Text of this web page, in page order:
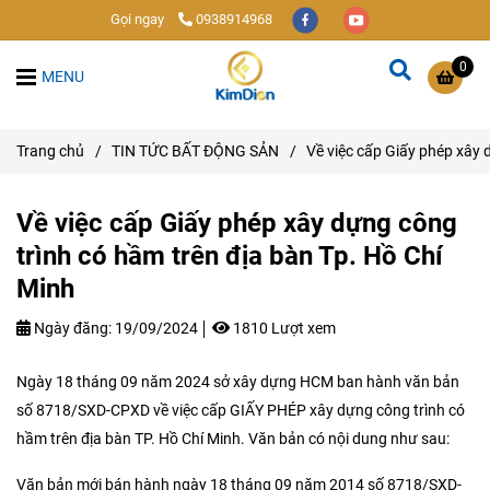
Gọi ngay 0938914968
0
MENU
Trang chủ / TIN TỨC BẤT ĐỘNG SẢN / Về việc cấp Giấy phép
Về việc cấp Giấy phép xây dựng công
trình có hầm trên địa bàn Tp. Hồ Chí
Minh
Ngày đăng: 19/09/2024 1810 Lượt xem
Ngày 18 tháng 09 năm 2024 sở xây dựng HCM ban hành văn bản
số 8718/SXD-CPXD về việc cấp GIẤY PHÉP xây dựng công trình có
hầm trên địa bàn TP. Hồ Chí Minh. Văn bản có nội dung như sau:
Văn bản mới bán hành ngày 18 tháng 09 năm 2014 số 8718/SXD-